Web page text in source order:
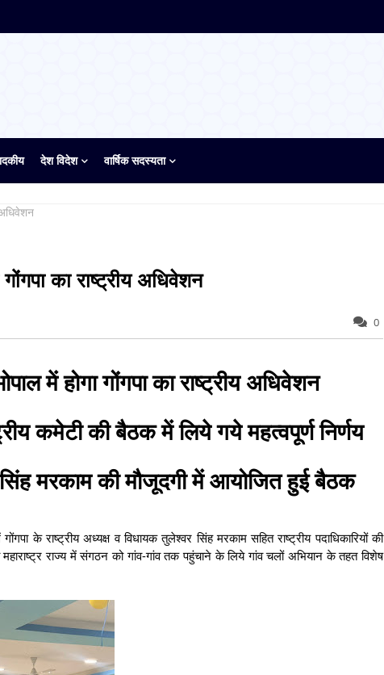
देश विदेश वार्षिक सदस्यता
का राष्ट्रीय अधिवेशन
0
में होगा गोंगपा का राष्ट्रीय अधिवेशन
कमेटी की बैठक में लिये गये महत्वपूर्ण निर्णय
सिंह मरकाम की मौजूदगी में आयोजित हुई बैठक
के राष्ट्रीय अध्यक्ष व विधायक तुलेश्वर सिंह मरकाम सहित राष्ट्रीय पदाधिकारियों की
राज्य में संगठन को गांव-गांव तक पहुंचाने के लिये गांव चलों अभियान के तहत विशेष